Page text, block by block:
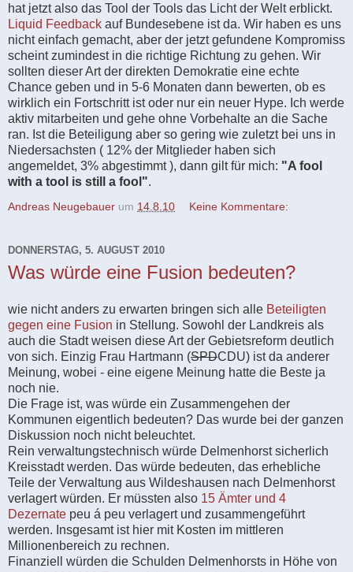
hat jetzt also das Tool der Tools das Licht der Welt erblickt.
Liquid Feedback auf Bundesebene ist da. Wir haben es uns
nicht einfach gemacht, aber der jetzt gefundene Kompromiss
scheint zumindest in die richtige Richtung zu gehen. Wir
sollten dieser Art der direkten Demokratie eine echte
Chance geben und in 5-6 Monaten dann bewerten, ob es
wirklich ein Fortschritt ist oder nur ein neuer Hype. Ich werde
aktiv mitarbeiten und gehe ohne Vorbehalte an die Sache
ran. Ist die Beteiligung aber so gering wie zuletzt bei uns in
Niedersachsten ( 12% der Mitglieder haben sich
angemeldet, 3% abgestimmt ), dann gilt für mich: "A fool
with a tool is still a fool".
Andreas Neugebauer um 14.8.10 Keine Kommentare:
DONNERSTAG, 5. AUGUST 2010
Was würde eine Fusion bedeuten?
wie nicht anders zu erwarten bringen sich alle Beteiligten
gegen eine Fusion in Stellung. Sowohl der Landkreis als
auch die Stadt weisen diese Art der Gebietsreform deutlich
von sich. Einzig Frau Hartmann (SPDCDU) ist da anderer
Meinung, wobei - eine eigene Meinung hatte die Beste ja
noch nie.
Die Frage ist, was würde ein Zusammengehen der
Kommunen eigentlich bedeuten? Das wurde bei der ganzen
Diskussion noch nicht beleuchtet.
Rein verwaltungstechnisch würde Delmenhorst sicherlich
Kreisstadt werden. Das würde bedeuten, das erhebliche
Teile der Verwaltung aus Wildeshausen nach Delmenhorst
verlagert würden. Er müssten also 15 Ämter und 4
Dezernate peu á peu verlagert und zusammengeführt
werden. Insgesamt ist hier mit Kosten im mittleren
Millionenbereich zu rechnen.
Finanziell würden die Schulden Delmenhorsts in Höhe von